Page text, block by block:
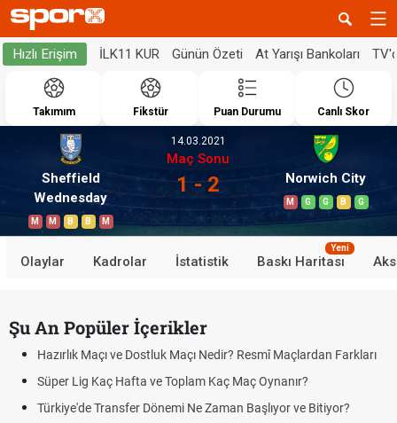
Hızlı Erişim İLK11 KUR Günün Özeti At Yarışı Bankoları
Takımım Fikstür Puan Durumu Canlı Skor
Sheffield
Wednesday
M M B B M
14.03.2021
Maç Sonu
1 - 2 Norwich City
M G G B G
Olaylar Kadrolar İstatistik Baskı Haritası
Yeni
Şu An Popüler İçerikler
Hazırlık Maçı ve Dostluk Maçı Nedir? Resmî Maçlardan Farkları
Süper Lig Kaç Hafta ve Toplam Kaç Maç Oynanır?
Türkiye'de Transfer Dönemi Ne Zaman Başlıyor ve Bitiyor?